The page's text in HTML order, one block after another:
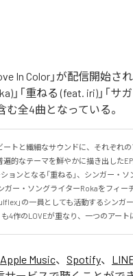
In Color」が配信開始
」「重ねる (feat. iri)」「
む全4曲となっている。
ートと繊細なサウンドに、それぞれ
遍的なテーマを鮮やかに描き出したEP
ョンとなる「重ねる」、シンガー・
ガー・ソングライターRokaをフィー
」の一員としても活動するシンガ
4作のLOVEが重なり、一つのアート
Apple Music、 Spotify、